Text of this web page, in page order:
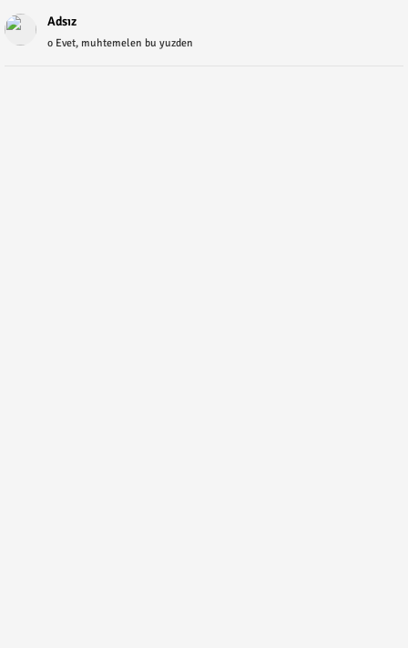
Adsız
o Evet, muhtemelen bu yuzden